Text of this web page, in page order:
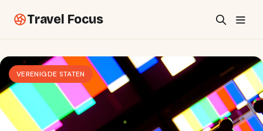
Travel Focus
VERENIGDE STATEN